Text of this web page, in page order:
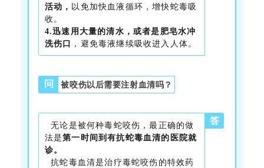
活动， 以免加快血液循环，增快蛇毒吸
收。
4.迅速用大量的清水，或者是肥皂水冲
洗伤口
，避免毒液继续吸收进入人体。
问 被咬伤以后需要注射血清吗？
无论是被何种毒蛇咬伤，最正确的做
法是第一时间到有抗蛇毒血清的医院就
诊。
抗蛇毒血清是治疗毒蛇咬伤的特效药
答